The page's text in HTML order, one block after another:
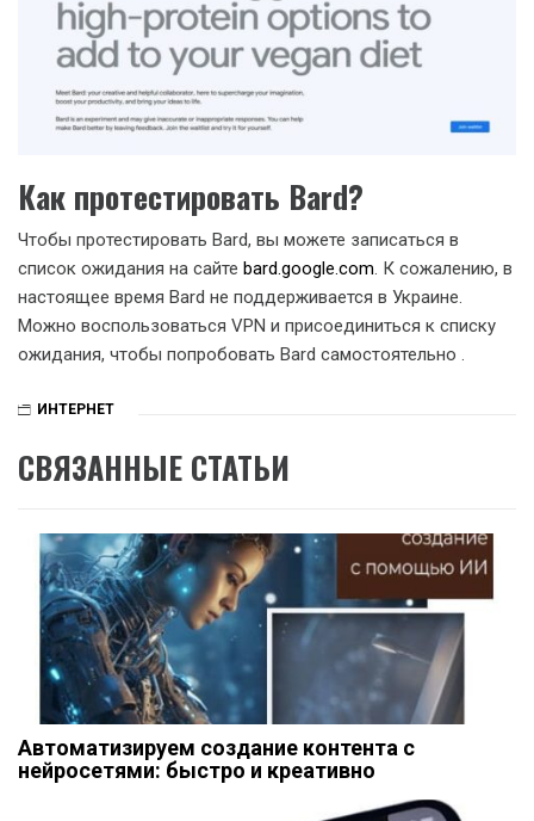
Как протестировать Bard?
Чтобы протестировать Bard, вы можете записаться в
список ожидания на сайте bard.google.com . К сожалению, в
настоящее время Bard не поддерживается в Украине.
Можно воспользоваться VPN и присоединиться к списку
ожидания, чтобы попробовать Bard самостоятельно .
ИНТЕРНЕТ
СВЯЗАННЫЕ СТАТЬИ
Автоматизируем создание контента с
нейросетями: быстро и креативно